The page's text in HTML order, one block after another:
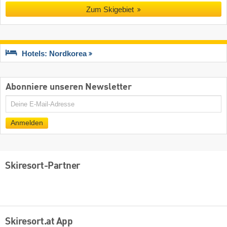
Zum Skigebiet
Hotels: Nordkorea
Abonniere unseren Newsletter
E-
Anmelden
Skiresort-Partner
Skiresort.at App